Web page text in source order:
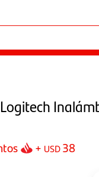
+ USD38